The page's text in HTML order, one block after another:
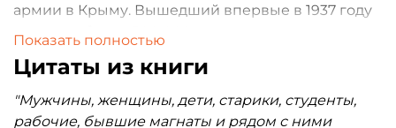
армии в Крыму. Вышедший впервые в 1937 году
тиражом более 300 000 экземпляров, этот роман
социалистического периода.
Живущий в России немец, барон Иоганн Рапп,
поместье которого было сожжено во время
Показать полностью
Цитаты из книги
"Мужчины, женщины, дети, старики, студенты,
рабочие, бывшие магнаты и рядом с ними